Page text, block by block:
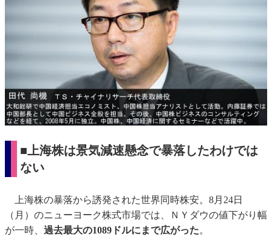
■上海株は景気減速懸念で暴落したわけでは
ない
上海株の暴落から誘発された世界同時株安。8月24日
（月）のニューヨーク株式市場では、ＮＹダウの値下がり幅
が一時、 過去最大の1089ドルにまで広がった。